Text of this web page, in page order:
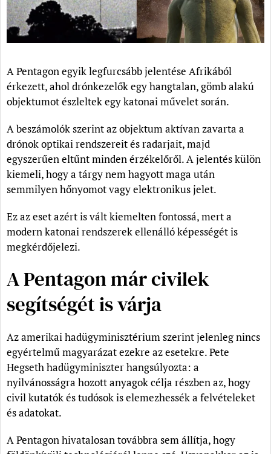
A Pentagon egyik legfurcsább jelentése Afrikából
érkezett, ahol drónkezelők egy hangtalan, gömb alakú
objektumot észleltek egy katonai művelet során.
A beszámolók szerint az objektum aktívan zavarta a
drónok optikai rendszereit és radarjait, majd
egyszerűen eltűnt minden érzékelőről. A jelentés külön
kiemeli, hogy a tárgy nem hagyott maga után
semmilyen hőnyomot vagy elektronikus jelet.
Ez az eset azért is vált kiemelten fontossá, mert a
modern katonai rendszerek ellenálló képességét is
megkérdőjelezi.
A Pentagon már civilek
segítségét is várja
Az amerikai hadügyminisztérium szerint jelenleg nincs
egyértelmű magyarázat ezekre az esetekre. Pete
Hegseth hadügyminiszter hangsúlyozta: a
nyilvánosságra hozott anyagok célja részben az, hogy
civil kutatók és tudósok is elemezhessék a felvételeket
és adatokat.
A Pentagon hivatalosan továbbra sem állítja, hogy